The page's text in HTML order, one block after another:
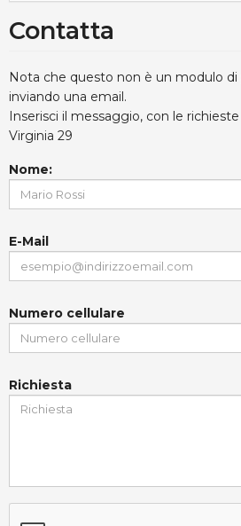
Contatta
Nota che questo non è un modulo
inviando una email.
Inserisci il messaggio, con le
Virginia 29
Nome:
E-Mail
Numero cellulare
Richiesta